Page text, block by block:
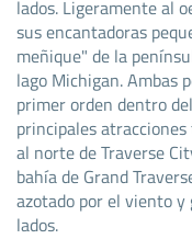
lados. Ligeramente al
sus encantadoras
meñique" de la
lago Michigan. Ambas
primer orden dentro
principales
al norte de Traverse
bahía de Grand
azotado por el viento y
lados.